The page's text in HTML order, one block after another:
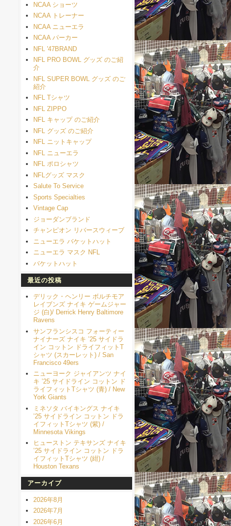
NCAA ショーツ
NCAA トレーナー
NCAA ニューエラ
NCAA パーカー
NFL '47BRAND
NFL PRO BOWL グッズ のご紹
介
NFL SUPER BOWL グッズ のご
紹介
NFL Tシャツ
NFL ZIPPO
NFL キャップ のご紹介
NFL グッズ のご紹介
NFL ニットキャップ
NFL ニューエラ
NFL ポロシャツ
NFLグッズ マスク
Salute To Service
Sports Specialties
Vintage Cap
ジョーダンブランド
チャンピオン リバースウィーブ
ニューエラ バケットハット
ニューエラ マスク NFL
バケットハット
最近の投稿
デリック・ヘンリー ボルチモア
レイブンズ ナイキ ゲームジャー
ジ (白)/ Derrick Henry Baltimore
Ravens
サンフランシスコ フォーティー
ナイナーズ ナイキ ’25 サイドラ
イン コットン ドライフィットT
シャツ (スカーレット) / San
Francisco 49ers
ニューヨーク ジャイアンツ ナイ
キ ’25 サイドライン コットン ド
ライフィットTシャツ (青) / New
York Giants
ミネソタ バイキングス ナイキ
’25 サイドライン コットン ドラ
イフィットTシャツ (紫) /
Minnesota Vikings
ヒューストン テキサンズ ナイキ
’25 サイドライン コットン ドラ
イフィットTシャツ (紺) /
Houston Texans
アーカイブ
2026年8月
2026年7月
2026年6月